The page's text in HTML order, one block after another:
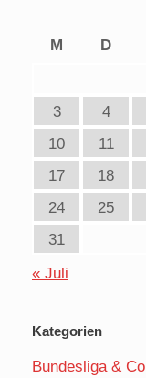
M
D
3
4
10
11
17
18
24
25
31
« Juli
Kategorien
Bundesliga &